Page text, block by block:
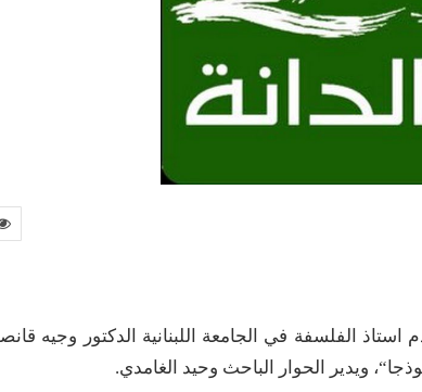
استاذ الفلسفة في الجامعة اللبنانية الدكتور وجيه
ويدير الحوار الباحث وحيد الغامدي.